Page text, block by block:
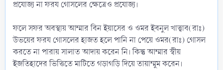
প্রযোজ্য না ফরয গোসলের ক্ষেত্রেও প্রযোজ্য।
ফলে সফর অবস্থায় আম্মার বিন ইয়াসের ও ওমর ইবনুল খাত্ত্বাব(রাঃ)
উভয়ের ফরয গোসলের হাজত হলে পানি না পেয়ে ওমর(রাঃ) গোসল
করতে না পারায় সালাত আদায় করেন নি। কিন্তু আম্মার স্বীয়
ইজতিহাদের ভিত্তিতে মাটিতে গড়াগড়ি দিয়ে তায়াম্মুম করেন।